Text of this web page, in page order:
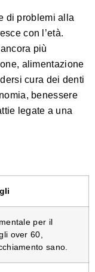
di problemi alla
con l’età.
più
alimentazione
cura dei denti
benessere
legate a una
per il
over 60,
sano.